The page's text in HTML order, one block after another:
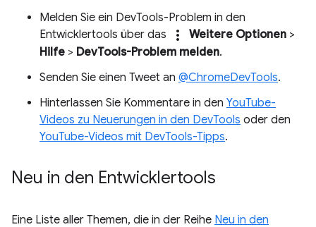
Melden Sie ein DevTools-Problem in den
Entwicklertools über das
more_vert Weitere Optionen >
Hilfe > DevTools-Problem melden.
Senden Sie einen Tweet an @ChromeDevTools.
Hinterlassen Sie Kommentare in den YouTube-
Videos zu Neuerungen in den DevTools oder den
YouTube-Videos mit DevTools-Tipps.
Neu in den Entwicklertools
Eine Liste aller Themen, die in der Reihe Neu in den